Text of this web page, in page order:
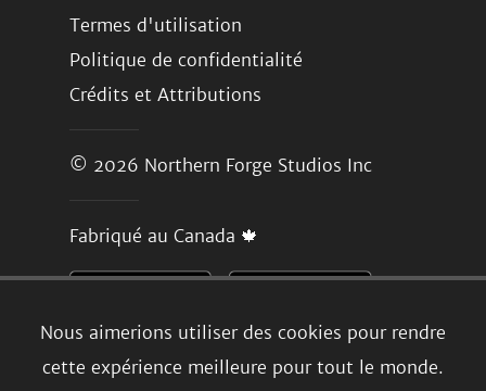
Nous aimerions utiliser des cookies pour rendre
cette expérience meilleure pour tout le monde.
Termes d'utilisation
Politique de confidentialité
Crédits et Attributions
© 2026 Northern Forge Studios Inc
Fabriqué au Canada 🍁